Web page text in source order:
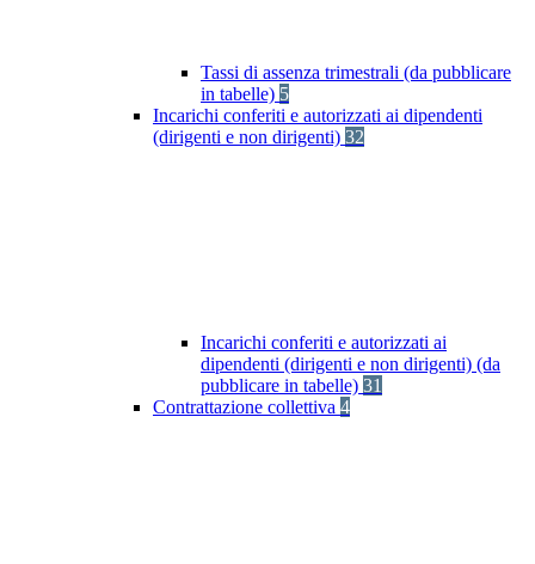
Tassi di assenza trimestrali (da pubblicare
in tabelle) 5
Incarichi conferiti e autorizzati ai dipendenti
(dirigenti e non dirigenti) 32
Incarichi conferiti e autorizzati ai
dipendenti (dirigenti e non dirigenti) (da
pubblicare in tabelle) 31
Contrattazione collettiva 4